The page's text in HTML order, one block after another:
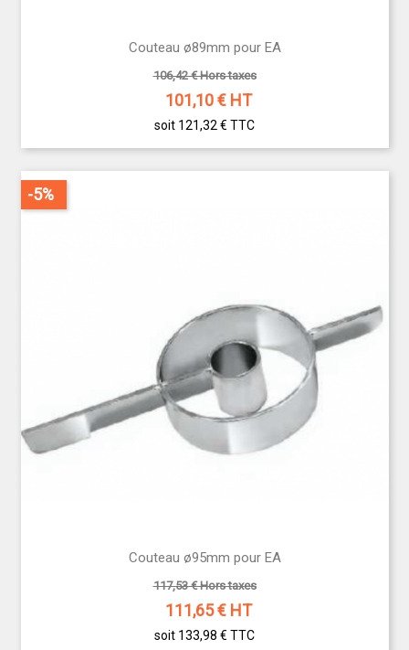
Couteau ø89mm pour EA
106,42 € Hors taxes
101,10€ HT
soit 121,32 € TTC
Couteau ø95mm pour EA
117,53 € Hors taxes
111,65€ HT
soit 133,98 € TTC
-5%